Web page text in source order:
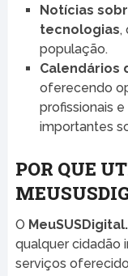
Notícias
tecnologias,
população.
Calendários
oferecendo
profissionais
importantes
POR QUE
O
qualquer cidadão
serviços